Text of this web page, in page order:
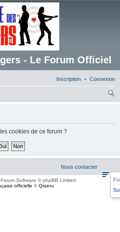
- Le Forum Officiel
Connexion
Inscription
cookies de ce forum ?
Nous contacter
Software © phpBB Limited
officielle ©Qiaeru